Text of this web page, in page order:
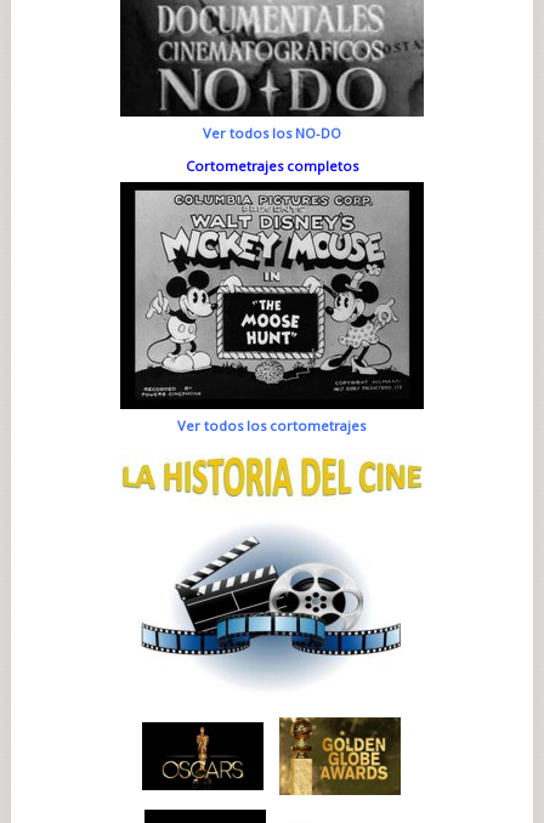
Ver todos los NO-DO
Cortometrajes completos
Ver todos los cortometrajes